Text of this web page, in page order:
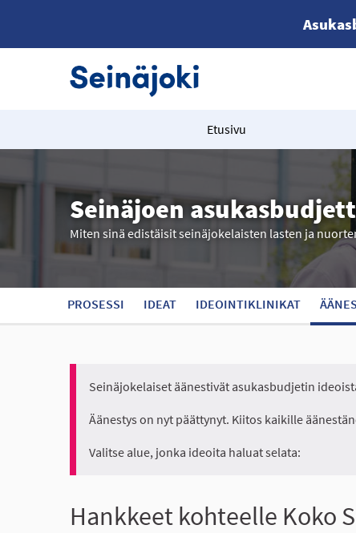
Etusivu
Seinäjoen
Miten sinä edistäisit seinäjokelaisten lasten ja
PROSESSI IDEAT IDEOINTIKLINIKAT
Seinäjokelaiset äänestivät asukasbudjetin
Äänestys on nyt päättynyt. Kiitos kaikille
Valitse alue, jonka ideoita haluat selata:
Hankkeet kohteelle Koko